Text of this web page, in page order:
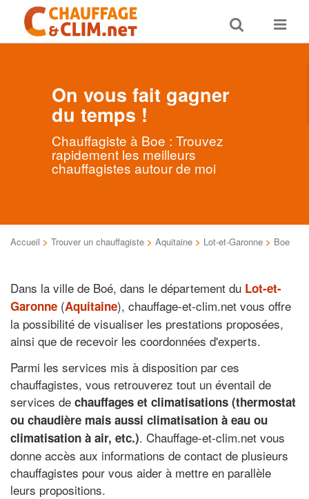
Toggle
search
Toggle
On vous fait gagner
du temps !
Chauffagiste à Boe : Trouvez
rapidement les meilleurs
chauffagistes autour de moi
Accueil > Trouver un chauffagiste > Aquitaine > Lot-et-Garonne > Boe
Dans la ville de Boé, dans le département du Lot-et-
Garonne (Aquitaine), chauffage-et-clim.net vous offre
la possibilité de visualiser les prestations proposées,
ainsi que de recevoir les coordonnées d'experts.
Parmi les services mis à disposition par ces
chauffagistes, vous retrouverez tout un éventail de
services de chauffages et climatisations (thermostat
ou chaudière mais aussi climatisation à eau ou
climatisation à air, etc.). Chauffage-et-clim.net vous
donne accès aux informations de contact de plusieurs
chauffagistes pour vous aider à mettre en parallèle
leurs propositions.